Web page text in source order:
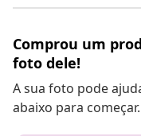
Comprou um
foto dele!
A sua foto pode
abaixo para começar.